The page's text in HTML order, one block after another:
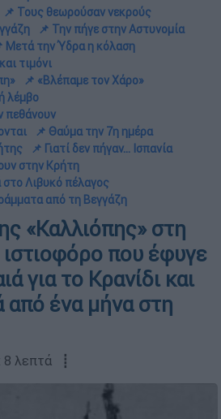
📌 Τους θεωρούσαν νεκρούς
📌 Την πήγε στην Αστυνομία
Μετά την Ύδρα η κόλαση
τιμόνι
📌 «Βλέπαμε τον Χάρο»
λέμβο
πεθάνουν
📌 Θαύμα την 7η ημέρα
📌 Γιατί δεν πήγαν... Ισπανία
στην Κρήτη
Λιβυκό πέλαγος
από τη Βεγγάζη
«Καλλιόπης» στη
που έφυγε
για το Κρανίδι και
από ένα μήνα στη
8 λεπτά ┋